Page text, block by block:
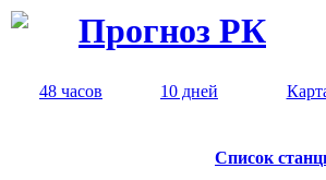
Прогноз РК
48 часов 10 дней
Список